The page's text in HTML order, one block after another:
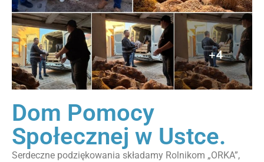
Dom Pomocy
Społecznej w Ustce.
Serdeczne podziękowania składamy Rolnikom „ORKA”,